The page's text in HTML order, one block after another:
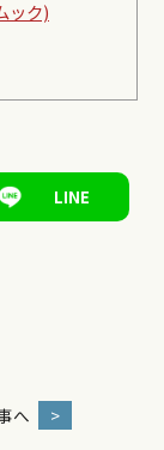
ック)
LINE
へ >